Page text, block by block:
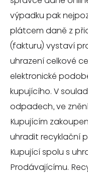
výpadku pak
plátcem daně z
(fakturu) vystaví
uhrazení celkové
elektronické
kupujícího. V
odpadech, ve
Kupujícím
uhradit recyklační
Kupující spolu s
Prodávajícímu.